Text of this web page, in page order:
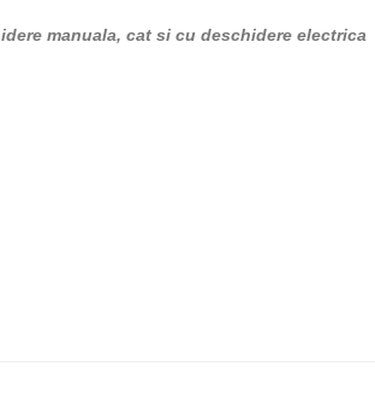
manuala, cat si cu deschidere electrica